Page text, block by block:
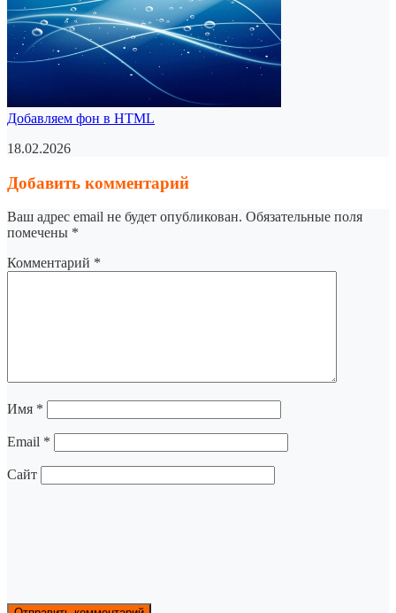
Добавляем фон в HTML
18.02.2026
Добавить комментарий
Ваш адрес email не будет опубликован. Обязательные поля
помечены *
Комментарий *
Имя *
Email *
Сайт